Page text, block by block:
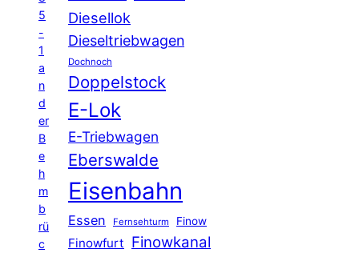
5
-
1
a
n
d
er
B
e
h
m
b
rü
c
Diesellok
Dieseltriebwagen
Dochnoch
Doppelstock
E-Lok
E-Triebwagen
Eberswalde
Eisenbahn
Essen Fernsehturm Finow
Finowfurt Finowkanal